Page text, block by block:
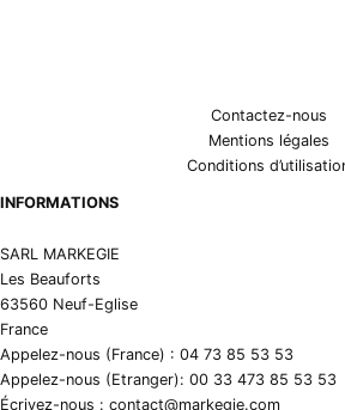
Contactez-nous
Mentions légales
Conditions
INFORMATIONS
SARL MARKEGIE
Les Beauforts
63560 Neuf-Eglise
France
Appelez-nous (France) : 04 73 85 53 53
Appelez-nous (Etranger): 00 33 473 85 53 53
Écrivez-nous : contact@markegie.com